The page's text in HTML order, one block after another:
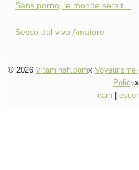
Sans porno, le monde serait...
Sesso dal vivo Amatore
© 2026 Vitamineh.comx Voyeurisme
Policyx
cam